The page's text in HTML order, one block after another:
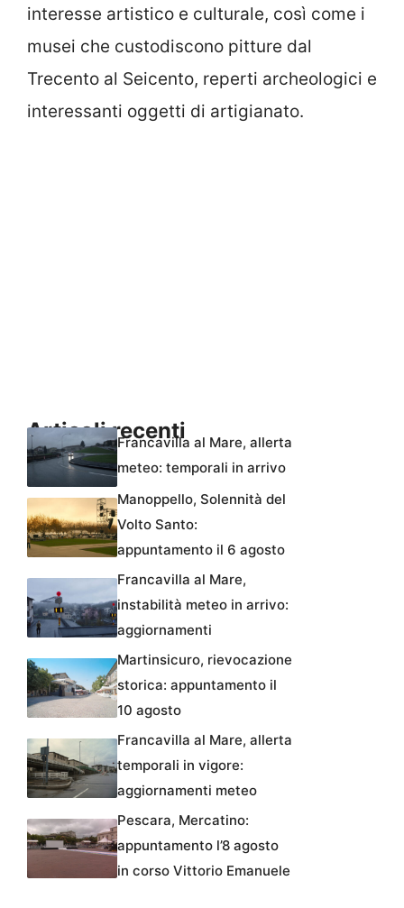
interesse artistico e culturale, così come i
musei che custodiscono pitture dal
Trecento al Seicento, reperti archeologici e
interessanti oggetti di artigianato.
Articoli recentiFrancavilla al Mare, allerta
meteo: temporali in arrivo
Manoppello, Solennità del
Volto Santo:
appuntamento il 6 agosto
Francavilla al Mare,
instabilità meteo in arrivo:
aggiornamenti
Martinsicuro, rievocazione
storica: appuntamento il
10 agosto
Francavilla al Mare, allerta
temporali in vigore:
aggiornamenti meteo
Pescara, Mercatino:
appuntamento l’8 agosto
in corso Vittorio Emanuele